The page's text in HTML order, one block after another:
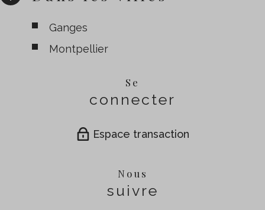
Ganges
Montpellier
Se
connecter
Espace transaction
Nous
suivre